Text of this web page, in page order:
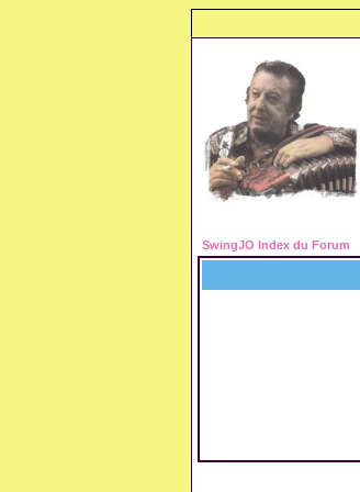
SwingJO Index du Forum